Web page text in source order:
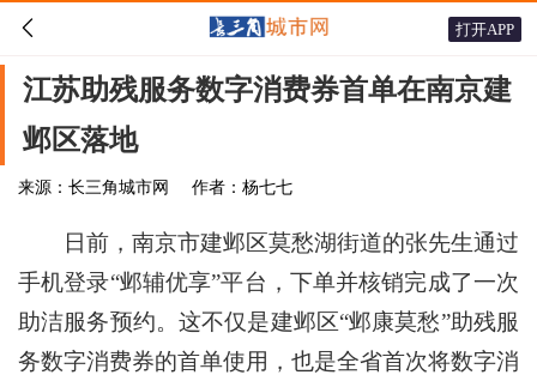
 打开APP
江苏助残服务数字消费券首单在南京建
邺区落地
来源：长三角城市网 作者：杨七七
日前，南京市建邺区莫愁湖街道的张先生通过
手机登录“邺辅优享”平台，下单并核销完成了一次
助洁服务预约。这不仅是建邺区“邺康莫愁”助残服
务数字消费券的首单使用，也是全省首次将数字消